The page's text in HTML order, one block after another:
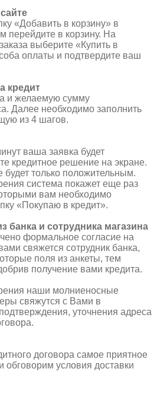
«Добавить в корзину» в
перейдите в корзину. На
выберите «Купить в
оплаты и подтвердите ваш
кредит
и желаемую сумму
Далее необходимо заполнить
из 4 шагов.
ваша заявка будет
кредитное решение на экране.
только положительным.
система покажет еще раз
вам необходимо
«Покупаю в кредит».
банка и сотрудника магазина
формальное согласие на
свяжется сотрудник банка,
поля из анкеты, тем
получение вами кредита.
наши молниеносные
свяжутся с Вами в
уточнения адреса
договора самое приятное
условия доставки